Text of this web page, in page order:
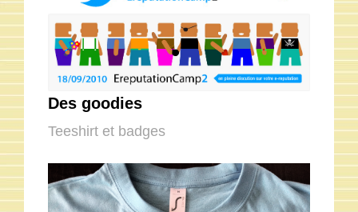
Des goodies
Teeshirt et badges